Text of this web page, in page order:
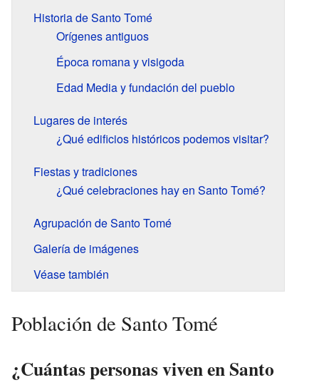
Historia de Santo Tomé
Orígenes antiguos
Época romana y visigoda
Edad Media y fundación del pueblo
Lugares de interés
¿Qué edificios históricos podemos visitar?
Fiestas y tradiciones
¿Qué celebraciones hay en Santo Tomé?
Agrupación de Santo Tomé
Galería de imágenes
Véase también
Población de Santo Tomé
¿Cuántas personas viven en Santo